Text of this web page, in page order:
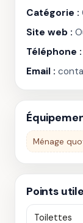
Catégorie :
Site web :
Téléphone :
Email :
Ménage
Points
Toilettes